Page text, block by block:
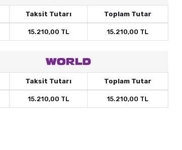
Taksit Tutarı Toplam Tutar
15.210,00 TL 15.210,00 TL
Taksit Tutarı Toplam Tutar
15.210,00 TL 15.210,00 TL